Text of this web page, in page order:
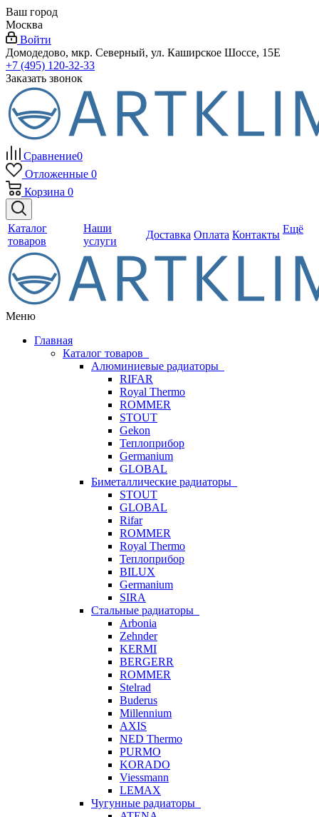
Ваш город
Москва
Войти
Домодедово, мкр. Северный, ул. Каширское Шоссе, 15Е
+7 (495) 120-32-33
Заказать звонок
Сравнение0
Отложенные 0
Корзина 0
Каталог
товаров
Наши
услуги
Доставка Оплата Контакты Ещё
Меню
Главная
Каталог товаров
Алюминиевые радиаторы
RIFAR
Royal Thermo
ROMMER
STOUT
Gekon
Теплоприбор
Germanium
GLOBAL
Биметаллические радиаторы
STOUT
GLOBAL
Rifar
ROMMER
Royal Thermo
Теплоприбор
BILUX
Germanium
SIRA
Стальные радиаторы
Arbonia
Zehnder
KERMI
BERGERR
ROMMER
Stelrad
Buderus
Millennium
AXIS
NED Thermo
PURMO
KORADO
Viessmann
LEMAX
Чугунные радиаторы